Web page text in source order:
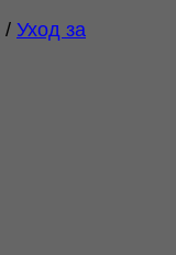
/ Уход за